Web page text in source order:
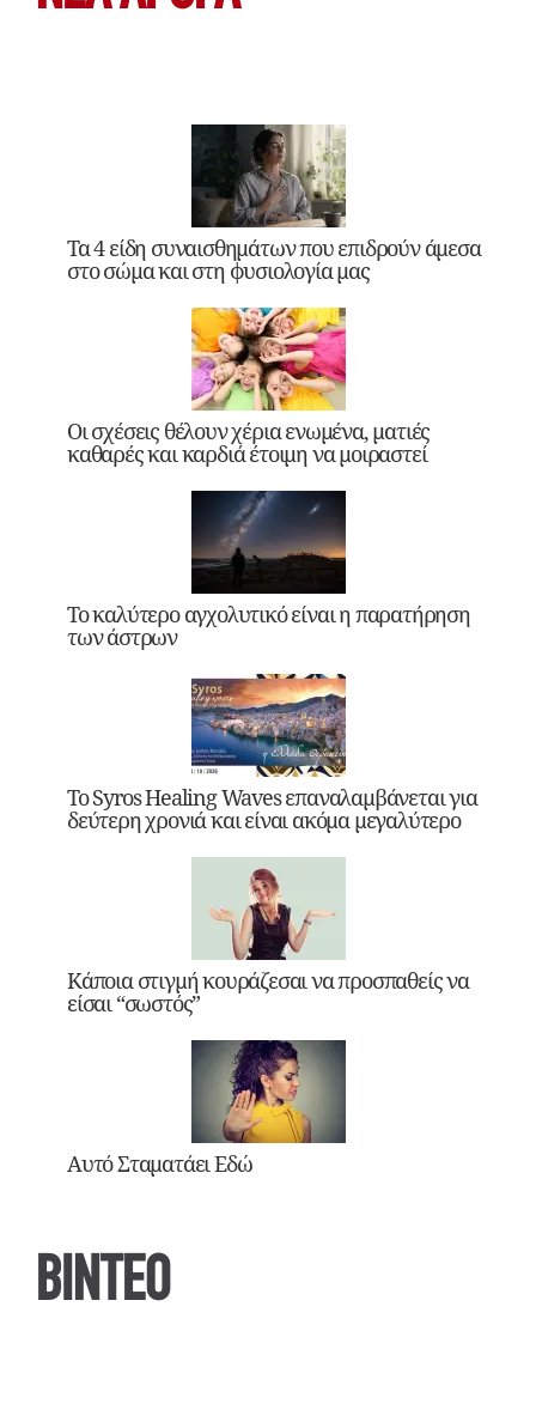
Τα 4 είδη συναισθημάτων που επιδρούν άμεσα
στο σώμα και στη φυσιολογία μας
Οι σχέσεις θέλουν χέρια ενωμένα, ματιές
καθαρές και καρδιά έτοιμη να μοιραστεί
Το καλύτερο αγχολυτικό είναι η παρατήρηση
των άστρων
Το Syros Healing Waves επαναλαμβάνεται για
δεύτερη χρονιά και είναι ακόμα μεγαλύτερο
Κάποια στιγμή κουράζεσαι να προσπαθείς να
είσαι “σωστός”
Αυτό Σταματάει Εδώ
ΒΙΝΤΕΟ